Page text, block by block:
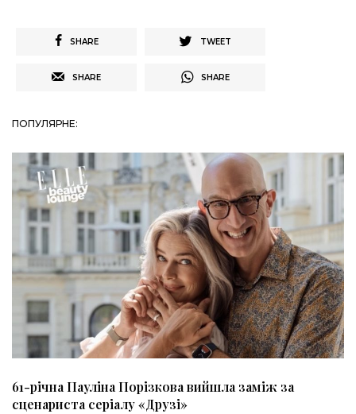
SHARE TWEET
SHARE SHARE
ПОПУЛЯРНЕ:
61-річна Пауліна Порізкова вийшла заміж за
сценариста серіалу «Друзі»